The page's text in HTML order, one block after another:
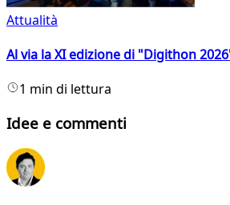
Attualità
Al via la XI edizione di "Digithon
1 min di lettura
Idee e commenti